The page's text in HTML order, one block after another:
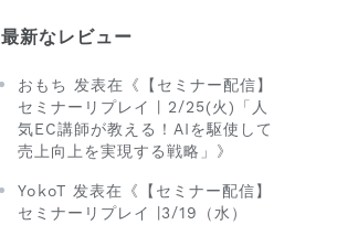
最新なレビュー
おもち 发表在《【セミナー配信】
セミナーリプレイ | 2/25(火)「人
気EC講師が教える！AIを駆使して
売上向上を実現する戦略」》
YokoT 发表在《【セミナー配信】
セミナーリプレイ |3/19（水）